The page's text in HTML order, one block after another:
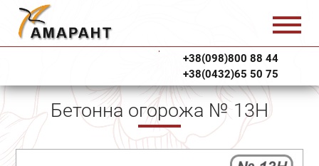
+38(098)800 88 44
+38(0432)65 50 75
Бетонна огорожа № 13Н